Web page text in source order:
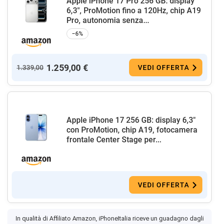
6,3", ProMotion fino a 120Hz, chip A19
Pro, autonomia senza...
−6%
1.339,00 1.259,00 € VEDI OFFERTA
Apple iPhone 17 256 GB: display 6,3"
con ProMotion, chip A19, fotocamera
frontale Center Stage per...
VEDI OFFERTA
In qualità di Affiliato Amazon, iPhoneItalia riceve un guadagno dagli